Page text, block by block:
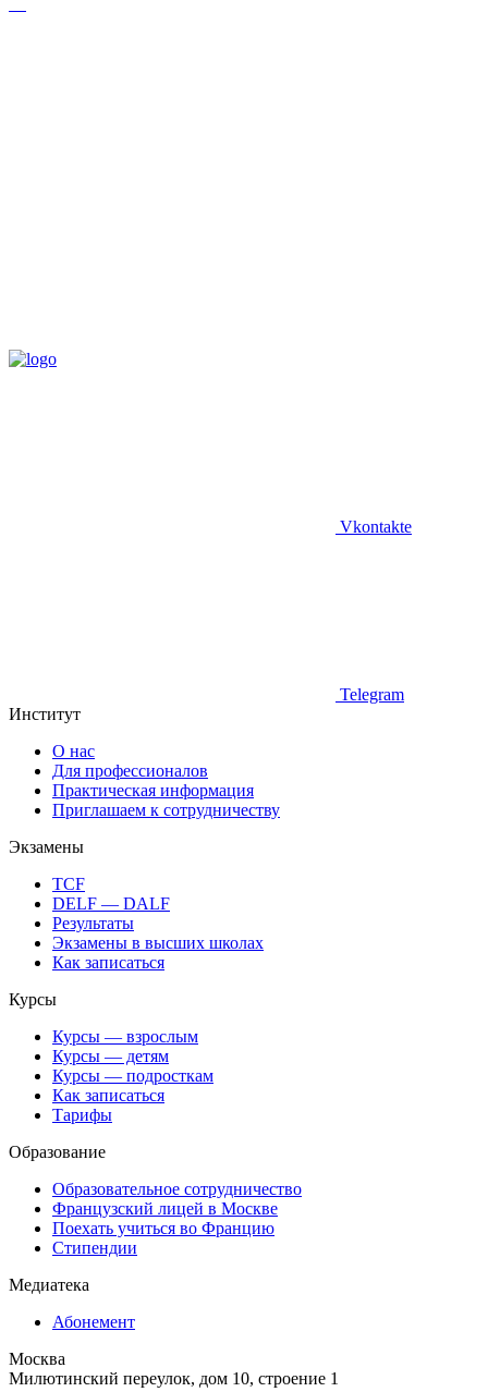
Vkontakte
Telegram
Институт
О нас
Для профессионалов
Практическая информация
Приглашаем к сотрудничеству
Экзамены
TCF
DELF — DALF
Результаты
Экзамены в высших школах
Как записаться
Курсы
Курсы — взрослым
Курсы — детям
Курсы — подросткам
Как записаться
Тарифы
Образование
Образовательное сотрудничество
Французский лицей в Москве
Поехать учиться во Францию
Стипендии
Медиатека
Абонемент
Москва
Милютинский переулок, дом 10, строение 1